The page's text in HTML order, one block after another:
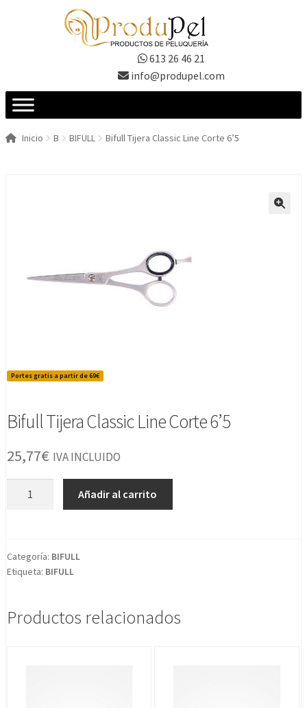
613 26 46 21
info@produpel.com
Inicio B BIFULL Bifull Tijera Classic Line Corte 6’5
Portes gratis a partir de 69€
Bifull Tijera Classic Line Corte 6’5
25,77€ IVA INCLUIDO
Corte
6'5
Añadir al carrito
Categoría: BIFULL
Etiqueta: BIFULL
Productos relacionados